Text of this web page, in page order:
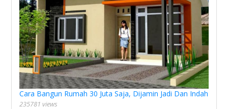
Cara Bangun Rumah 30 Juta Saja, Dijamin Jadi Dan Indah
235781 views